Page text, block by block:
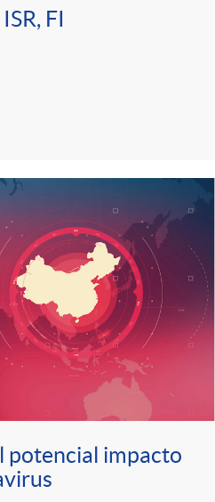
FI
potencial impacto